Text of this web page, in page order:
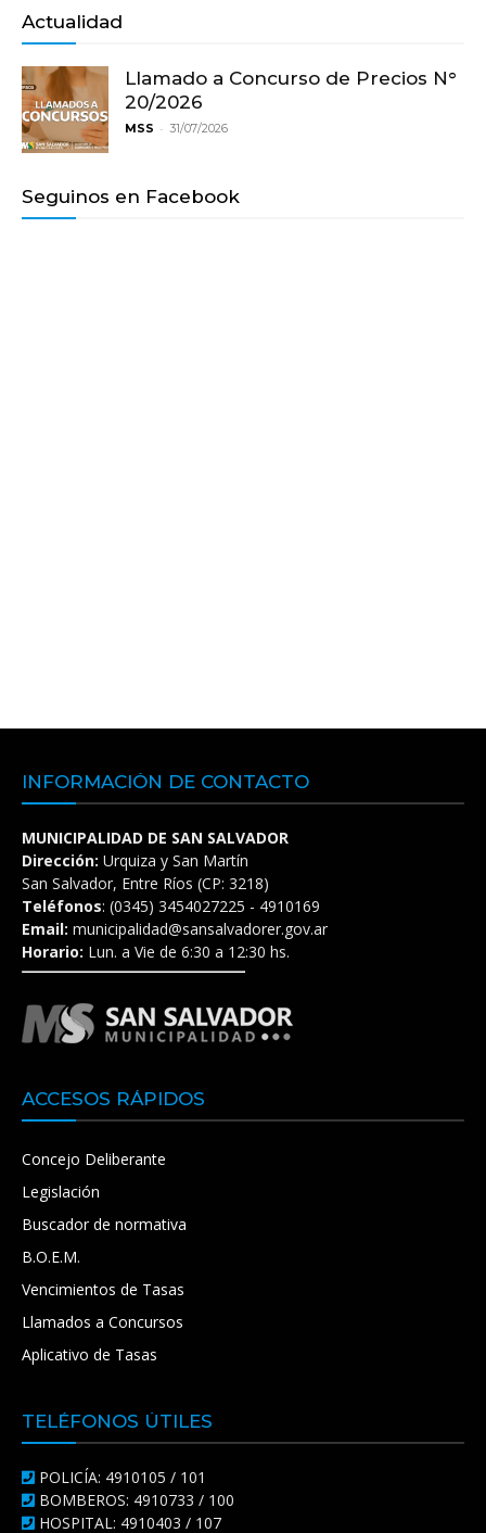
Actualidad
Llamado a Concurso de Precios N°
20/2026
MSS - 31/07/2026
Seguinos en Facebook
INFORMACIÓN DE CONTACTO
MUNICIPALIDAD DE SAN SALVADOR
Dirección: Urquiza y San Martín
San Salvador, Entre Ríos (CP: 3218)
Teléfonos: (0345) 3454027225 - 4910169
Email: municipalidad@sansalvadorer.gov.ar
Horario: Lun. a Vie de 6:30 a 12:30 hs.
ACCESOS RÁPIDOS
Concejo Deliberante
Legislación
Buscador de normativa
B.O.E.M.
Vencimientos de Tasas
Llamados a Concursos
Aplicativo de Tasas
TELÉFONOS ÚTILES
POLICÍA: 4910105 / 101
BOMBEROS: 4910733 / 100
HOSPITAL: 4910403 / 107